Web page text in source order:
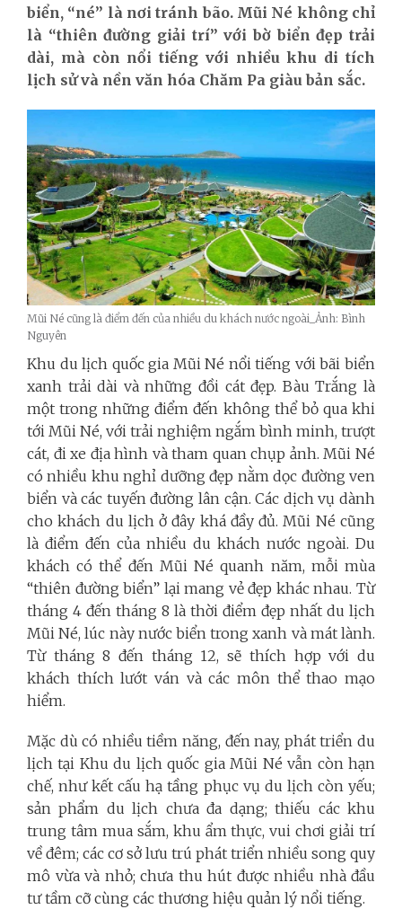
biển, “né” là nơi tránh bão. Mũi Né không chỉ
là “thiên đường giải trí” với bờ biển đẹp trải
dài, mà còn nổi tiếng với nhiều khu di tích
lịch sử và nền văn hóa Chăm Pa giàu bản sắc.
Mũi Né cũng là điểm đến của nhiều du khách nước ngoài_Ảnh: Bình
Nguyên
Khu du lịch quốc gia Mũi Né nổi tiếng với bãi biển
xanh trải dài và những đồi cát đẹp. Bàu Trắng là
một trong những điểm đến không thể bỏ qua khi
tới Mũi Né, với trải nghiệm ngắm bình minh, trượt
cát, đi xe địa hình và tham quan chụp ảnh. Mũi Né
có nhiều khu nghỉ dưỡng đẹp nằm dọc đường ven
biển và các tuyến đường lân cận. Các dịch vụ dành
cho khách du lịch ở đây khá đầy đủ. Mũi Né cũng
là điểm đến của nhiều du khách nước ngoài. Du
khách có thể đến Mũi Né quanh năm, mỗi mùa
“thiên đường biển” lại mang vẻ đẹp khác nhau. Từ
tháng 4 đến tháng 8 là thời điểm đẹp nhất du lịch
Mũi Né, lúc này nước biển trong xanh và mát lành.
Từ tháng 8 đến tháng 12, sẽ thích hợp với du
khách thích lướt ván và các môn thể thao mạo
hiểm.
Mặc dù có nhiều tiềm năng, đến nay, phát triển du
lịch tại Khu du lịch quốc gia Mũi Né vẫn còn hạn
chế, như kết cấu hạ tầng phục vụ du lịch còn yếu;
sản phẩm du lịch chưa đa dạng; thiếu các khu
trung tâm mua sắm, khu ẩm thực, vui chơi giải trí
về đêm; các cơ sở lưu trú phát triển nhiều song quy
mô vừa và nhỏ; chưa thu hút được nhiều nhà đầu
tư tầm cỡ cùng các thương hiệu quản lý nổi tiếng.